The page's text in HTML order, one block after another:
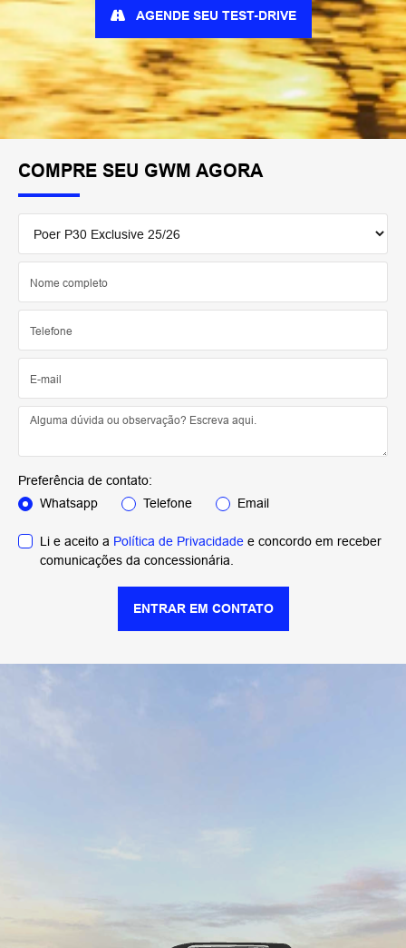
COMPRE SEU GWM AGORA
Preferência de contato:
Whatsapp
Telefone Email
Li e aceito a Política de Privacidade e concordo em receber
comunicações da concessionária.
ENTRAR EM CONTATO
AGENDE SEU TEST-DRIVE